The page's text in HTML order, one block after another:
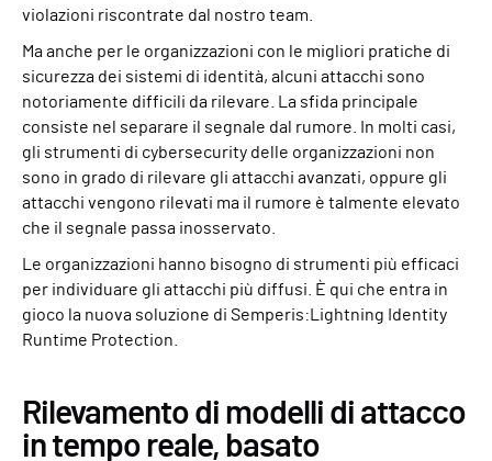
violazioni riscontrate dal nostro team.
Ma anche per le organizzazioni con le migliori pratiche di
sicurezza dei sistemi di identità, alcuni attacchi sono
notoriamente difficili da rilevare. La sfida principale
consiste nel separare il segnale dal rumore. In molti casi,
gli strumenti di cybersecurity delle organizzazioni non
sono in grado di rilevare gli attacchi avanzati, oppure gli
attacchi vengono rilevati ma il rumore è talmente elevato
che il segnale passa inosservato.
Le organizzazioni hanno bisogno di strumenti più efficaci
per individuare gli attacchi più diffusi. È qui che entra in
gioco la nuova soluzione di Semperis:Lightning Identity
Runtime Protection.
Rilevamento di modelli di attacco
in tempo reale, basato